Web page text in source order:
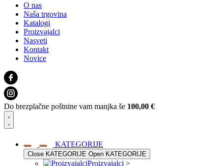
O nas
Naša trgovina
Katalogi
Proizvajalci
Nasveti
Kontakt
Novice
Do brezplačne poštnine vam manjka še 100,00 €
KATEGORIJE
Close KATEGORIJE Open KATEGORIJE
Proizvajalci >